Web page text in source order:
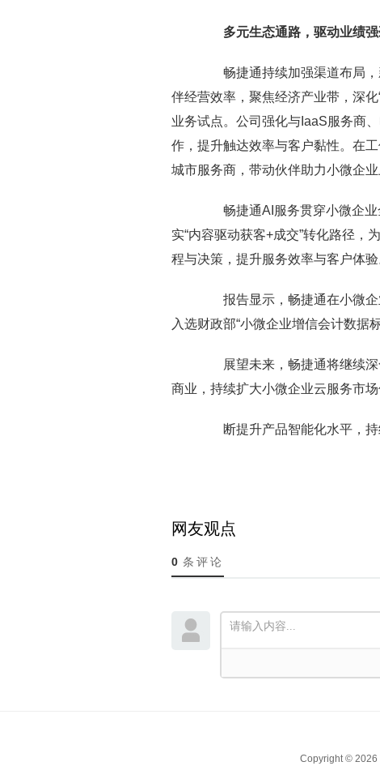
多元生态通路，驱动业绩强
畅捷通持续加强渠道布局，
伴经营效率，聚焦经济产业带，深
业务试点。公司强化与IaaS服务商
作，提升触达效率与客户黏性。在
城市服务商，带动伙伴助力小微企业
畅捷通AI服务贯穿小微企业
实“内容驱动获客+成交”转化路径，
程与决策，提升服务效率与客户体验
报告显示，畅捷通在小微企
入选财政部“小微企业增信会计数据
展望未来，畅捷通将继续深
商业，持续扩大小微企业云服务市
断提升产品智能化水平，持
网友观点
0 条评论
Copyright © 2026